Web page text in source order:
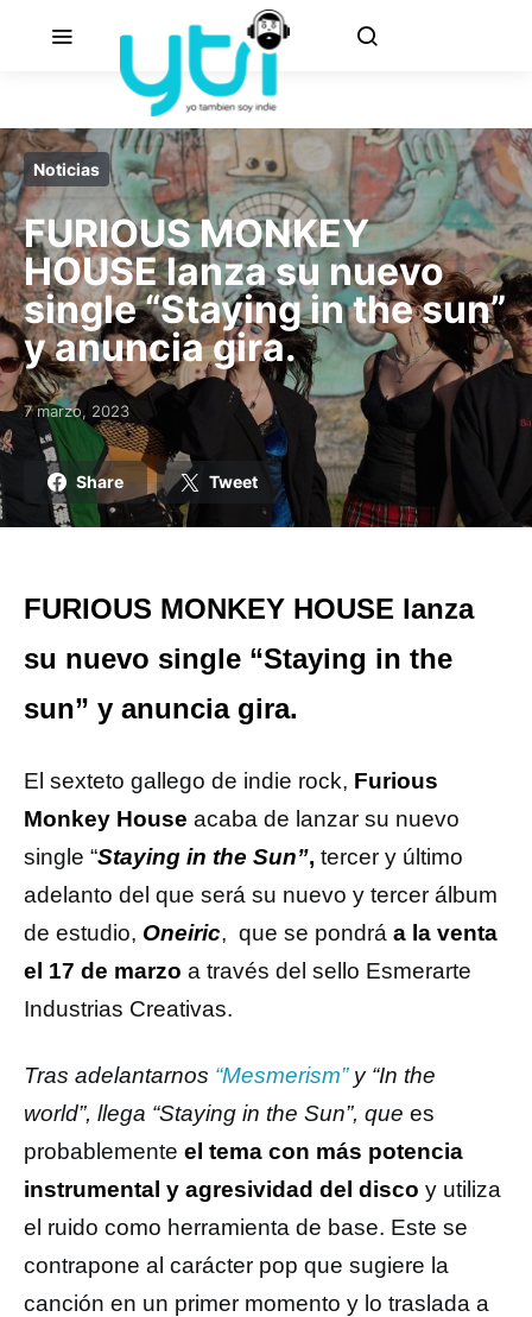
Noticias
FURIOUS MONKEY
HOUSE lanza su nuevo
single “Staying in the sun”
y anuncia gira.
Posted on
7 marzo, 2023
Share Tweet
FURIOUS MONKEY HOUSE lanza
su nuevo single “Staying in the
sun” y anuncia gira.
El sexteto gallego de indie rock, Furious
Monkey House acaba de lanzar su nuevo
single “Staying in the Sun”, tercer y último
adelanto del que será su nuevo y tercer álbum
de estudio, Oneiric, que se pondrá a la venta
el 17 de marzo a través del sello Esmerarte
Industrias Creativas.
Tras adelantarnos “Mesmerism”y “In the
world”, llega “Staying in the Sun”, que es
probablemente el tema con más potencia
instrumental y agresividad del disco y utiliza
el ruido como herramienta de base. Este se
contrapone al carácter pop que sugiere la
canción en un primer momento y lo traslada a